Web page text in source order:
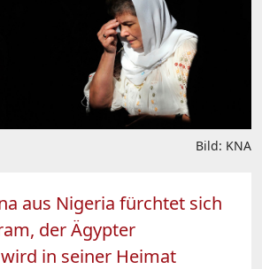
Bild: KNA
aus Nigeria fürchtet sich
der Ägypter
in seiner Heimat